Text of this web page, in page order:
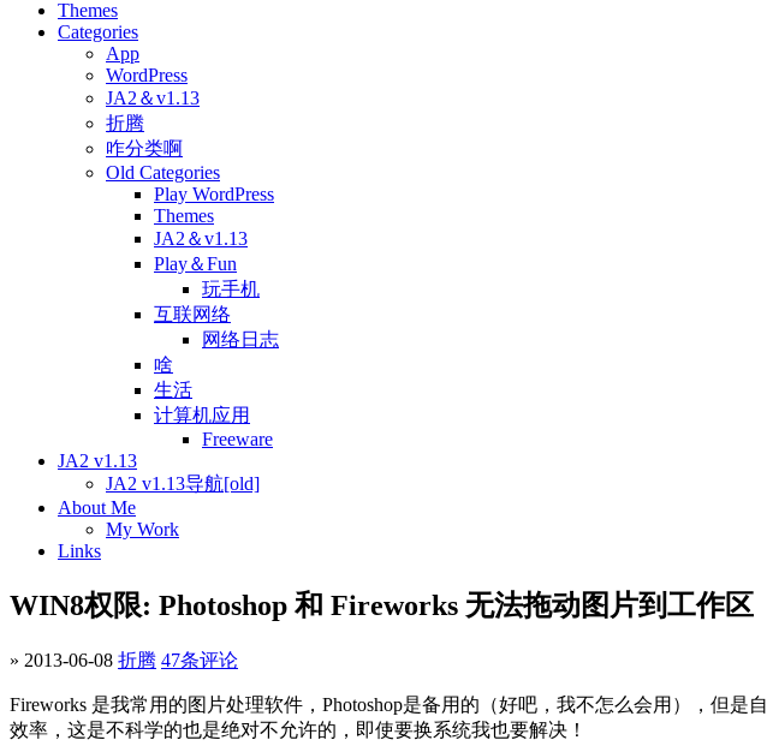
Themes
Categories
App
WordPress
JA2＆v1.13
折腾
咋分类啊
Old Categories
Play WordPress
Themes
JA2＆v1.13
Play＆Fun
玩手机
互联网络
网络日志
啥
生活
计算机应用
Freeware
JA2 v1.13
JA2 v1.13导航[old]
About Me
My Work
Links
WIN8权限: Photoshop 和 Fireworks 无法拖动图片到工作区
» 2013-06-08 折腾 47条评论
Fireworks 是我常用的图片处理软件，Photoshop是备用的（好吧，我不怎么会用），但是
效率，这是不科学的也是绝对不允许的，即使要换系统我也要解决！